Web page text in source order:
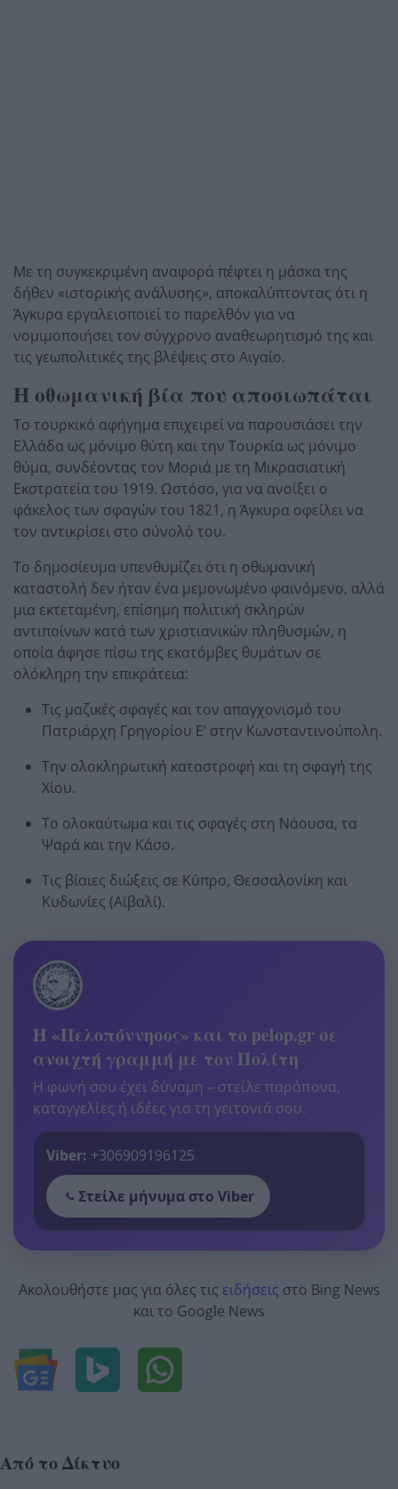
Με τη συγκεκριμένη αναφορά πέφτει η μάσκα της
δήθεν «ιστορικής ανάλυσης», αποκαλύπτοντας ότι η
Άγκυρα εργαλειοποιεί το παρελθόν για να
νομιμοποιήσει τον σύγχρονο αναθεωρητισμό της και
τις γεωπολιτικές της βλέψεις στο Αιγαίο.
Η οθωμανική βία που αποσιωπάται
Το τουρκικό αφήγημα επιχειρεί να παρουσιάσει την
Ελλάδα ως μόνιμο θύτη και την Τουρκία ως μόνιμο
θύμα, συνδέοντας τον Μοριά με τη Μικρασιατική
Εκστρατεία του 1919. Ωστόσο, για να ανοίξει ο
φάκελος των σφαγών του 1821, η Άγκυρα οφείλει να
τον αντικρίσει στο σύνολό του.
Το δημοσίευμα υπενθυμίζει ότι η οθωμανική
καταστολή δεν ήταν ένα μεμονωμένο φαινόμενο, αλλά
μια εκτεταμένη, επίσημη πολιτική σκληρών
αντιποίνων κατά των χριστιανικών πληθυσμών, η
οποία άφησε πίσω της εκατόμβες θυμάτων σε
ολόκληρη την επικράτεια:
Τις μαζικές σφαγές και τον απαγχονισμό του
Πατριάρχη Γρηγορίου Ε’ στην Κωνσταντινούπολη.
Την ολοκληρωτική καταστροφή και τη σφαγή της
Χίου.
Το ολοκαύτωμα και τις σφαγές στη Νάουσα, τα
Ψαρά και την Κάσο.
Τις βίαιες διώξεις σε Κύπρο, Θεσσαλονίκη και
Κυδωνίες (Αϊβαλί).
Η «Πελοπόννησος» και το pelop.gr σε
ανοιχτή γραμμή με τον Πολίτη
Η φωνή σου έχει δύναμη – στείλε παράπονα,
καταγγελίες ή ιδέες για τη γειτονιά σου.
Viber: +306909196125
Στείλε μήνυμα στο Viber
Ακολουθήστε μας για όλες τις ειδήσεις στο Bing News
και το Google News
Από το Δίκτυο